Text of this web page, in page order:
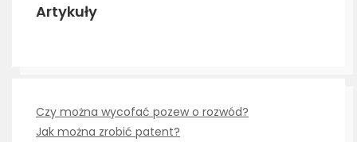
Artykuły
Czy można wycofać pozew o rozwód?
Jak można zrobić patent?